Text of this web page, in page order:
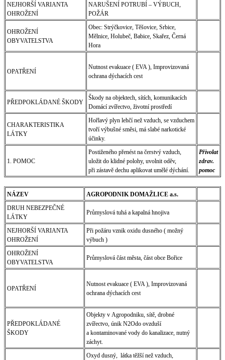
NEJHORŠÍ VARIANTA
OHROŽENÍ
NARUŠENÍ POTRUBÍ – VÝBUCH,
POŽÁR
OHROŽENÍ
OBYVATELSTVA
Obec: Strýčkovice, Těšovice, Srbice,
Mělnice, Holubeč, Babice, Skařez, Černá
Hora
OPATŘENÍ
Nutnost evakuace ( EVA ), Improvizovaná
ochrana dýchacích cest
PŘEDPOKLÁDANÉ ŠKODY
Škody na objektech, sítích, komunikacích
Domácí zvířectvo, životní prostředí
CHARAKTERISTIKA
LÁTKY
Hořlavý plyn lehčí než vzduch, se vzduchem
tvoří výbušné směsi, má slabé narkotické
účinky.
1. POMOC
Postiženého přenést na čerstvý vzduch,
uložit do klidné polohy, uvolnit oděv,
při zástavě dechu aplikovat umělé dýchání.
Přivolat
zdrav.
pomoc
NÁZEV
AGROPODNIK DOMAŽLICE a.s.
DRUH NEBEZPEČNÉ
LÁTKY
Průmyslová tuhá a kapalná hnojiva
NEJHORŠÍ VARIANTA
OHROŽENÍ
Při požáru vznik oxidu dusného ( možný
výbuch )
OHROŽENÍ
OBYVATELSTVA
Průmyslová část města, část obce Bořice
OPATŘENÍ
Nutnost evakuace ( EVA ), Improvizovaná
ochrana dýchacích cest
PŘEDPOKLÁDANÉ
ŠKODY
Objekty v Agropodniku, sítě, drobné
zvířectvo, únik N2Odo ovzduší
a kontaminované vody do kanalizace, nutný
záchyt.
Oxyd dusný, látka těžší než vzduch,